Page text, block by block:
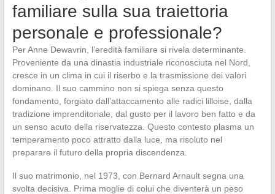
familiare sulla sua traiettoria
personale e professionale?
Per Anne Dewavrin, l’eredità familiare si rivela determinante.
Proveniente da una dinastia industriale riconosciuta nel Nord,
cresce in un clima in cui il riserbo e la trasmissione dei valori
dominano. Il suo cammino non si spiega senza questo
fondamento, forgiato dall’attaccamento alle radici lilloise, dalla
tradizione imprenditoriale, dal gusto per il lavoro ben fatto e da
un senso acuto della riservatezza. Questo contesto plasma un
temperamento poco attratto dalla luce, ma risoluto nel
preparare il futuro della propria discendenza.
Il suo matrimonio, nel 1973, con Bernard Arnault segna una
svolta decisiva. Prima moglie di colui che diventerà un peso